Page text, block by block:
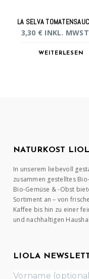
LA SELVA
3,30 € INKL.
WEITERLESEN
NATURKOST
In unserem liebevoll
zusammen gestelltes
Bio-Gemüse & -Obst
Sortiment an – von
Kaffee bis hin zu einer
und nachhaltigen
LIOLA